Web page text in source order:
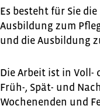
Es besteht für Sie
Ausbildung zum
und die Ausbildung
Die Arbeit ist in Voll-
Früh-, Spät- und
Wochenenden und